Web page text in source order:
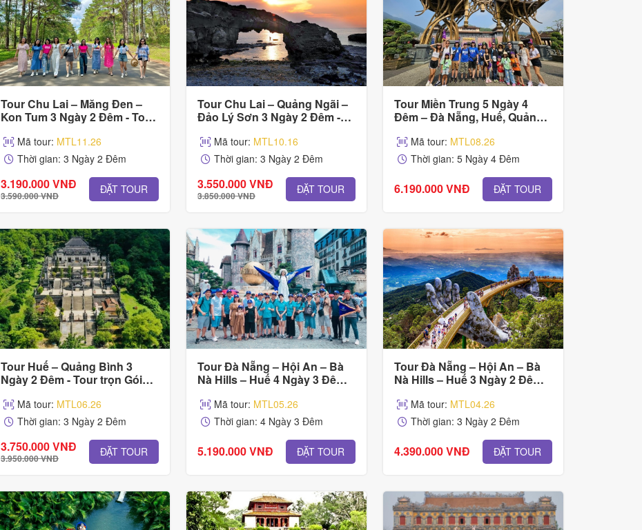
Tour Chu Lai – Măng Đen –
Kon Tum 3 Ngày 2 Đêm - Tour
NhómMã tour: MTL11.26
Thời gian: 3 Ngày 2 Đêm
3.190.000 VNĐ
3.590.000 VNĐ ĐẶT TOUR
Tour Chu Lai – Quảng Ngãi –
Đảo Lý Sơn 3 Ngày 2 Đêm -
NhómMã tour: MTL10.16
Thời gian: 3 Ngày 2 Đêm
3.550.000 VNĐ
3.850.000 VNĐ ĐẶT TOUR
Tour Miền Trung 5 Ngày 4
Đêm – Đà Nẵng, Huế, Quảng
Mã tour: MTL08.26
Thời gian: 5 Ngày 4 Đêm
6.190.000 VNĐ ĐẶT TOUR
Tour Huế – Quảng Bình 3
Ngày 2 Đêm - Tour trọn Gói
Mã tour: MTL06.26
Thời gian: 3 Ngày 2 Đêm
3.750.000 VNĐ
3.950.000 VNĐ ĐẶT TOUR
Tour Đà Nẵng – Hội An – Bà
Nà Hills – Huế 4 Ngày 3 Đêm -
NhómMã tour: MTL05.26
Thời gian: 4 Ngày 3 Đêm
5.190.000 VNĐ ĐẶT TOUR
Tour Đà Nẵng – Hội An – Bà
Nà Hills – Huế 3 Ngày 2 Đêm -
NhómMã tour: MTL04.26
Thời gian: 3 Ngày 2 Đêm
4.390.000 VNĐ ĐẶT TOUR